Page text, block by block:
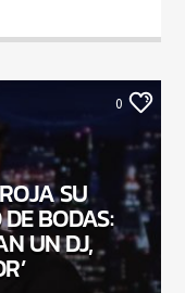
0
SU
BODAS:
UN DJ,